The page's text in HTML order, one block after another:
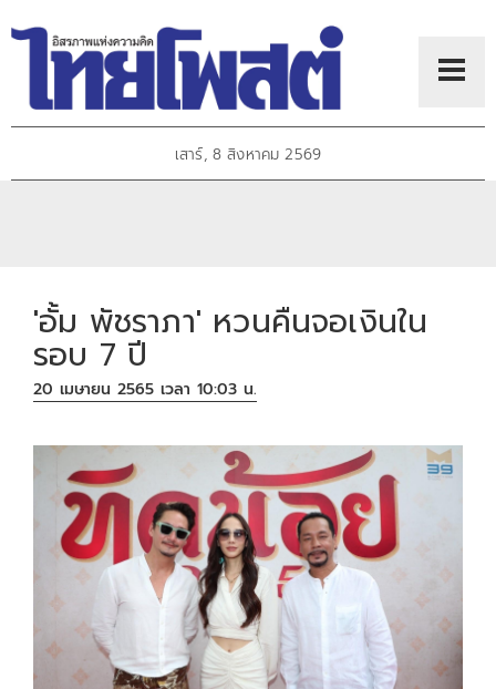
เสาร์, 8 สิงหาคม 2569
'อั้ม พัชราภา' หวนคืนจอเงินใน
รอบ 7 ปี
20 เมษายน 2565 เวลา 10:03 น.